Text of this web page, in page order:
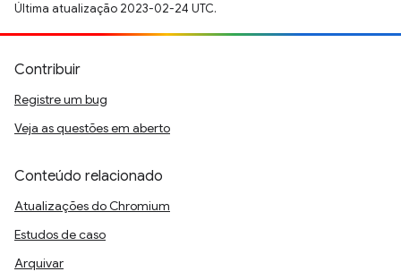
Última atualização 2023-02-24 UTC.
Contribuir
Registre um bug
Veja as questões em aberto
Conteúdo relacionado
Atualizações do Chromium
Estudos de caso
Arquivar